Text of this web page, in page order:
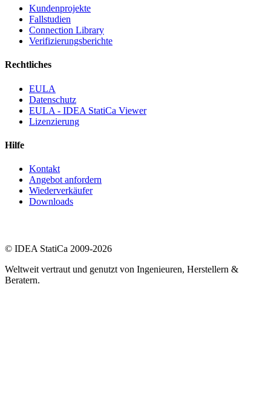
Kundenprojekte
Fallstudien
Connection Library
Verifizierungsberichte
Rechtliches
EULA
Datenschutz
EULA - IDEA StatiCa Viewer
Lizenzierung
Hilfe
Kontakt
Angebot anfordern
Wiederverkäufer
Downloads
© IDEA StatiCa 2009-2026
Weltweit vertraut und genutzt von Ingenieuren, Herstellern &
Beratern.